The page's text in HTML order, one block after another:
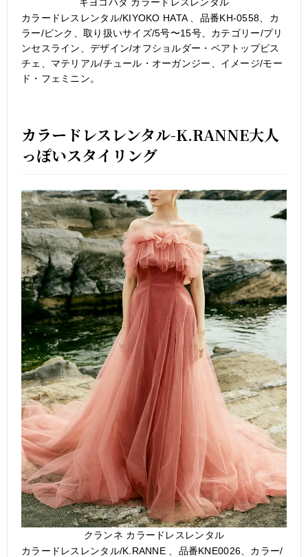
カラードレスレンタル/KIYOKO HATA 、品番KH-0558、カ
ラー/ピンク、取り扱いサイズ/5号〜15号、カテゴリー/プリ
ンセスライン、デザイン/オフショルダー・ベアトップビス
チェ、マテリアル/チュール・オーガンジー、イメージ/モー
ド・フェミニン。
カラードレスレンタル-K.RANNE大人
っぽいスタイリング
クランネ カラードレスレンタル
カラードレスレンタル/K.RANNE 、品番KNE0026、カラー/